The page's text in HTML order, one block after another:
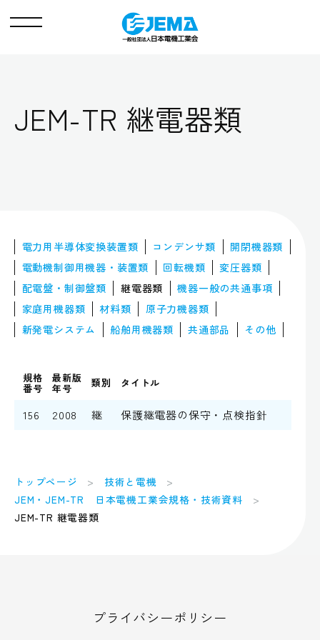
メ
JEM-TR 継電器類
電力用半導体変換装置類 コンデンサ類
開閉機器類
電動機制御用機器・装置類 回転機類
変圧器類
配電盤・制御盤類
継電器類 機器一般の共通事項
家庭用機器類
材料類
原子力機器類
新発電システム
船舶用機器類 共通部品 その他
規格
番号
最新版
年号 類別 タイトル
156 2008 継 保護継電器の保守・点検指針
トップページ
技術と電機
JEM・JEM-TR 日本電機工業会規格・技術資料
JEM-TR 継電器類
プライバシーポリシー